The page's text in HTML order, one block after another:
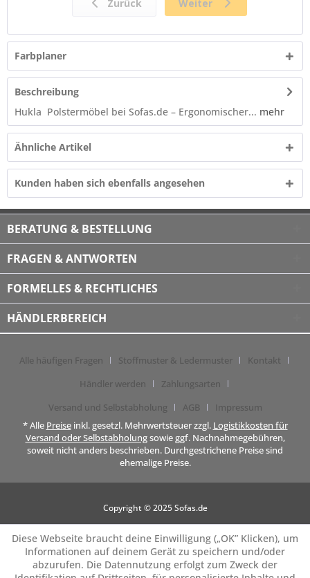
Farbplaner
Beschreibung
Hukla Polstermöbel bei Sofas.de – Ergonomischer... mehr
Ähnliche Artikel
Kunden haben sich ebenfalls angesehen
BERATUNG & BESTELLUNG
FRAGEN & ANTWORTEN
FORMELLES & RECHTLICHES
HÄNDLERBEREICH
Alle häufigen Fragen Stoffmuster & Ledermuster
Kontakt
Händler werden
Zahlungsarten
Versand und Selbstabholung
AGB
Impressum
* Alle Preiseinkl. gesetzl. Mehrwertsteuer zzgl. Logistikkosten für
Versand oder Selbstabholungsowie ggf. Nachnahmegebühren,
soweit nicht anders beschrieben. Durchgestrichene Preise sind
ehemalige Preise.
Copyright © 2025 Sofas.de
Diese Webseite braucht deine Einwilligung („OK” Klicken), um
Informationen auf deinem Gerät zu speichern und/oder
abzurufen. Die Datennutzung erfolgt zum Zweck der